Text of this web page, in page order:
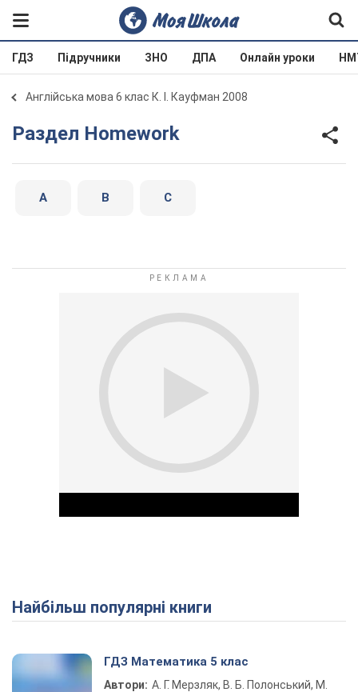
ГДЗ Підручники ЗНО ДПА Онлайн уроки
Англійська мова 6 клас К. І. Кауфман 2008
Раздел Homework
A B C
Play Video
Найбільш популярні книги
ГДЗ Математика 5 клас
Автори: А. Г. Мерзляк, В. Б. Полонський, М.